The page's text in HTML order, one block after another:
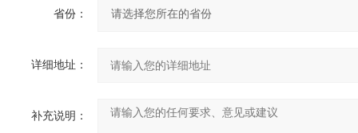
省份：
详细地址：
补充说明：